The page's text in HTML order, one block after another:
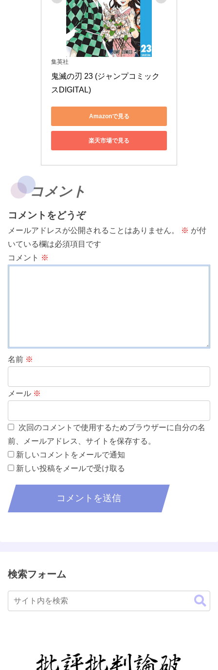
集英社
鬼滅の刃 23 (ジャンプコミック
スDIGITAL)
Amazonで見る
楽天市場で見る
コメント
コメントをどうぞ
メールアドレスが公開されることはありません。 ※ が付
いている欄は必須項目です
コメント ※
名前 ※
メール ※
次回のコメントで使用するためブラウザーに自分の名
前、メールアドレス、サイトを保存する。
新しいコメントをメールで通知
新しい投稿をメールで受け取る
検索フォーム